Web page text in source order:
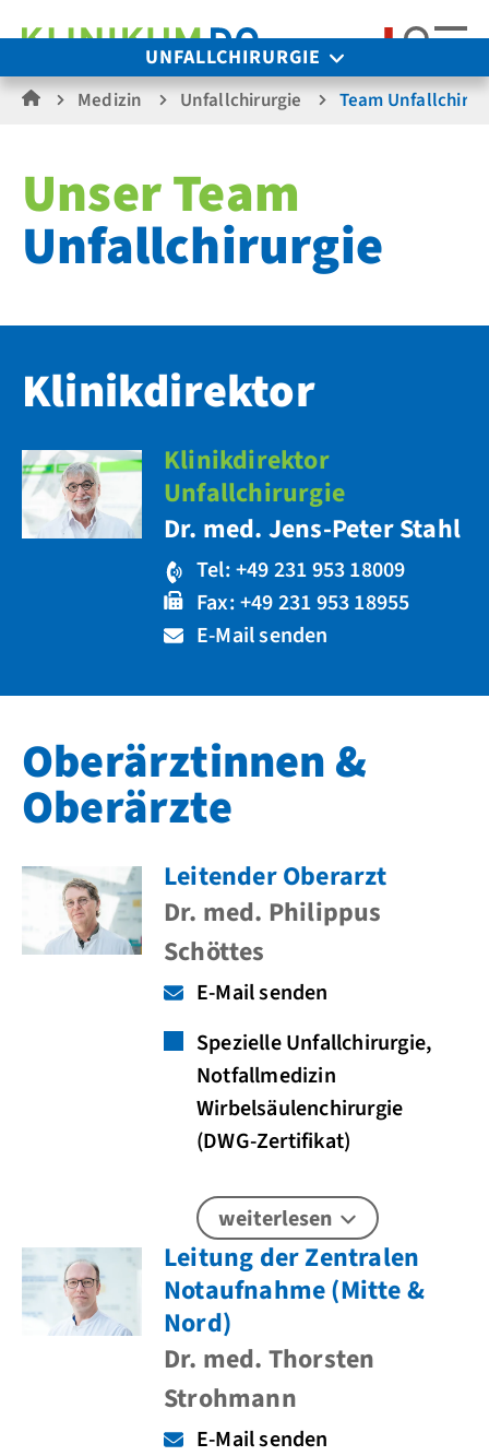
UNFALLCHIRURGIE
Medizin Unfallchirurgie Team
Unser Team
Unfallchirurgie
Klinikdirektor
Klinikdirektor
Unfallchirurgie
Dr. med. Jens-Peter Stahl
Tel: +49 231 953 18009
Fax: +49 231 953 18955
E-Mail senden
Oberärztinnen &
Oberärzte
Leitender Oberarzt
Dr. med. Philippus
Schöttes
E-Mail senden
Spezielle Unfallchirurgie,
Notfallmedizin
Wirbelsäulenchirurgie
(DWG-Zertifikat)
weiterlesen
Leitung der Zentralen
Notaufnahme (Mitte &
Nord)
Dr. med. Thorsten
Strohmann
E-Mail senden